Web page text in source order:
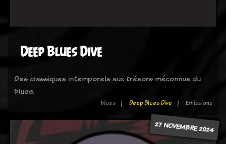
Deep Blues Dive
Des classiques intemporels aux trésors méconnus du
blues.
blues Deep Blues Dive Emissions
27 NOVEMBRE 2024